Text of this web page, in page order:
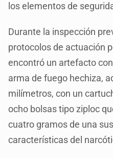
los elementos de
Durante la inspección
protocolos de actuación
encontró un artefacto
arma de fuego hechiza,
milímetros, con un
ocho bolsas tipo ziploc
cuatro gramos de una
características del